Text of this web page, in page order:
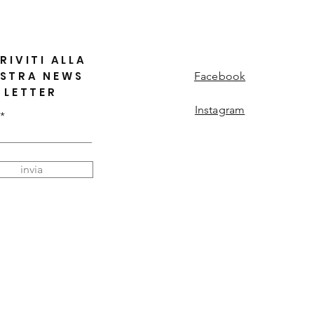
ALLA
NEWS
LETTER
invia
Facebook
Instagram